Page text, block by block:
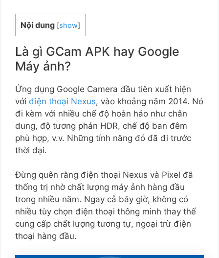
Nội dung [show]
Là gì GCam APK hay Google
Máy ảnh?
Ứng dụng Google Camera đầu tiên xuất hiện
với điện thoại Nexus, vào khoảng năm 2014. Nó
đi kèm với nhiều chế độ hoàn hảo như chân
dung, độ tương phản HDR, chế độ ban đêm
phù hợp, v.v. Những tính năng đó đã đi trước
thời đại.
Đừng quên rằng điện thoại Nexus và Pixel đã
thống trị nhờ chất lượng máy ảnh hàng đầu
trong nhiều năm. Ngay cả bây giờ, không có
nhiều tùy chọn điện thoại thông minh thay thế
cung cấp chất lượng tương tự, ngoại trừ điện
thoại hàng đầu.